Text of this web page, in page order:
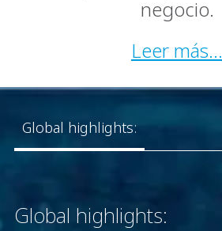
negocio.
Leer más...
Global highlights:
Global highlights: